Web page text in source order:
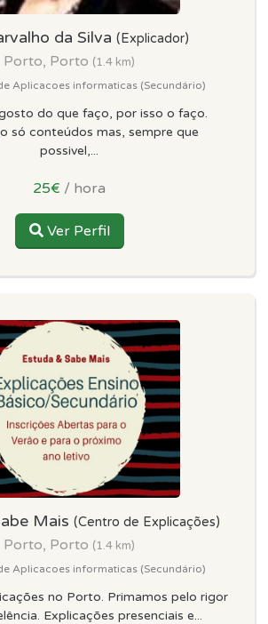
da Silva (Explicador)
Porto, Porto (1.4 km)
Aplicacoes informaticas (Secundário)
do que faço, por isso o faço.
só conteúdos mas, sempre que
possivel,...
25€ / hora
Ver Perfil
Mais (Centro de Explicações)
Porto, Porto (1.4 km)
Aplicacoes informaticas (Secundário)
no Porto. Primamos pelo rigor
Explicações presenciais e...